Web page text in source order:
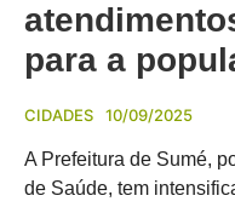
para a
CIDADES 10/09/2025
A Prefeitura de Sumé,
de Saúde, tem